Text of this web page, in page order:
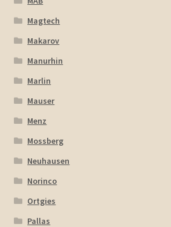
Magtech
Makarov
Manurhin
Marlin
Mauser
Menz
Mossberg
Neuhausen
Norinco
Ortgies
Pallas